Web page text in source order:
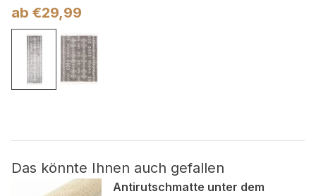
ab €29,99
Das könnte Ihnen auch gefallen
Antirutschmatte unter dem
Websites hinweg zu verfolgen. Das Ziel ist es, Anzeigen
anzuzeigen, die für den einzelnen Benutzer relevant und
ansprechend sind und somit wertvoller für Herausgeber und
Werbetreibende Dritter sind.
Nicht kategorisiert.
wurden.
Alle ablehnen